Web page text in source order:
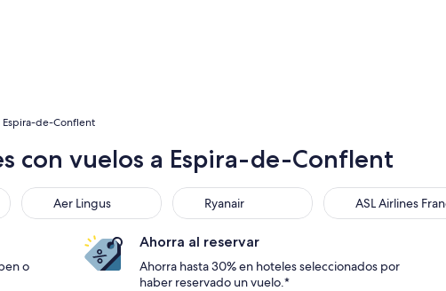
Espira-de-Conflent
con vuelos a Espira-de-Conflent
Aer Lingus
Aer Lingus Ryanair
Ryanair ASL Airlines
ASL Airlines France
o
Ahorra al reservar
Ahorra hasta 30% en hoteles seleccionados por
haber reservado un vuelo.*